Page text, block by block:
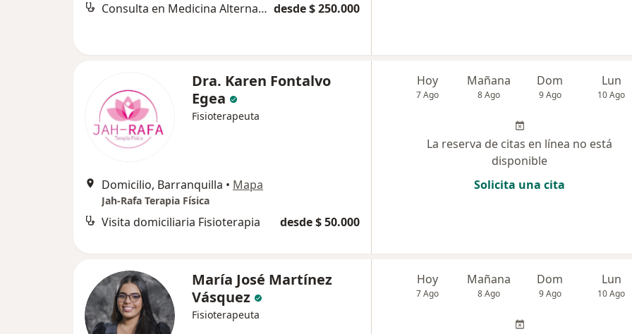
Consulta en Medicina Alternativa desde $ 250.000
Dra. Karen Fontalvo
Egea
Fisioterapeuta
Domicilio, Barranquilla • Mapa
Jah-Rafa Terapia Física
Visita domiciliaria Fisioterapia desde $ 50.000
Hoy
7 Ago
Mañana
8 Ago
Dom
9 Ago
Lun
10 Ago
La reserva de citas en línea no está
disponible
Solicita una cita
María José Martínez
Vásquez
Fisioterapeuta
Hoy
7 Ago
Mañana
8 Ago
Dom
9 Ago
Lun
10 Ago